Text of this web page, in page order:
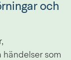
och
händelser som